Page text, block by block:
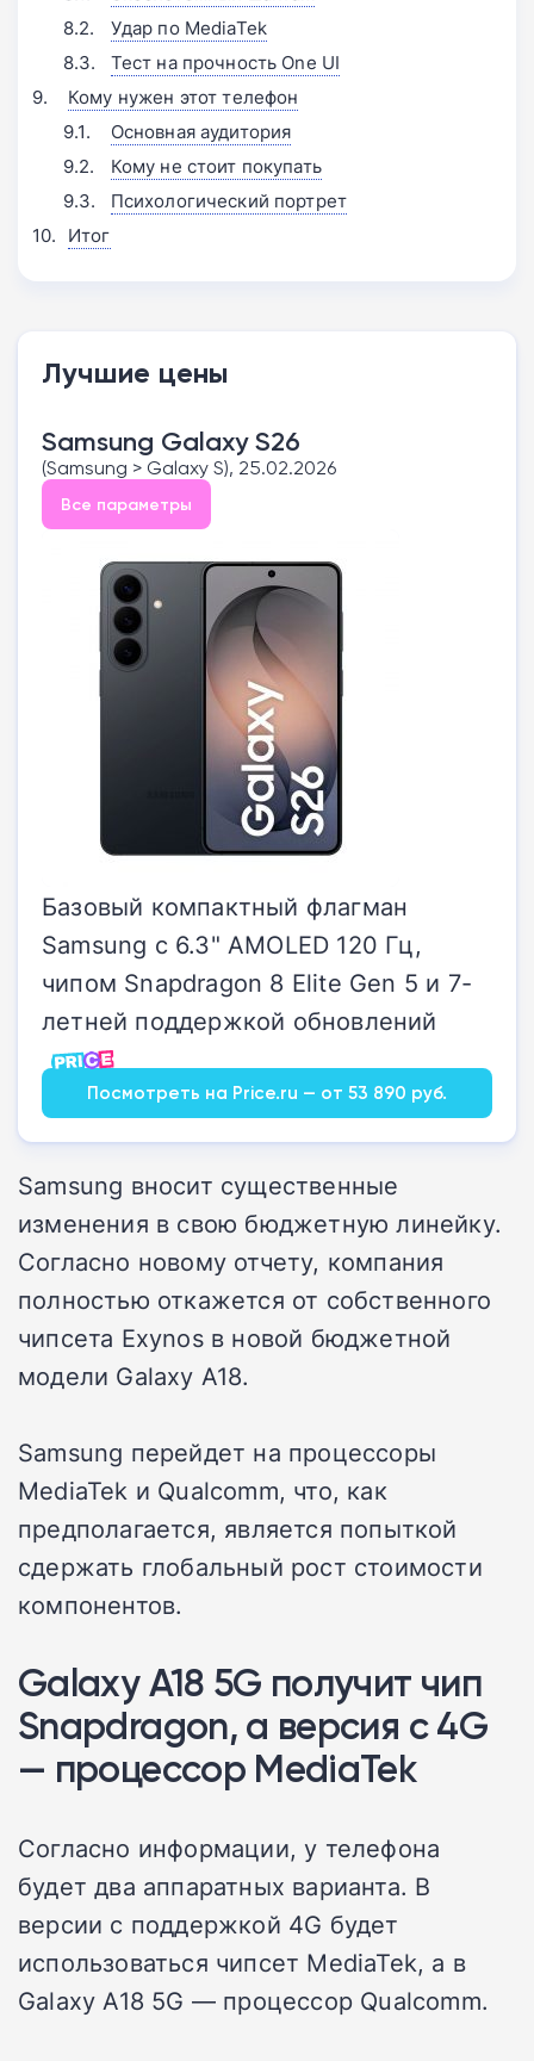
Удар по MediaTek
Тест на прочность One UI
Кому нужен этот телефон
Основная аудитория
Кому не стоит покупать
Психологический портрет
Итог
Лучшие цены
Samsung Galaxy S26
(Samsung > Galaxy S), 25.02.2026
Все параметры
Базовый компактный флагман
Samsung с 6.3" AMOLED 120 Гц,
чипом Snapdragon 8 Elite Gen 5 и 7-
летней поддержкой обновлений
Посмотреть на Price.ru — от 53 890 руб.
Samsung вносит существенные
изменения в свою бюджетную линейку.
Согласно новому отчету, компания
полностью откажется от собственного
чипсета Exynos в новой бюджетной
модели Galaxy A18.
Samsung перейдет на процессоры
MediaTek и Qualcomm, что, как
предполагается, является попыткой
сдержать глобальный рост стоимости
компонентов.
Galaxy A18 5G получит чип
Snapdragon, а версия с 4G
— процессор MediaTek
Согласно информации, у телефона
будет два аппаратных варианта. В
версии с поддержкой 4G будет
использоваться чипсет MediaTek, а в
Galaxy A18 5G — процессор Qualcomm.